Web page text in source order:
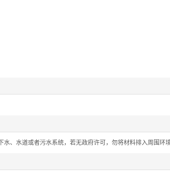
、水道或者污水系统，若无政府许可，勿将材料排入周围环境